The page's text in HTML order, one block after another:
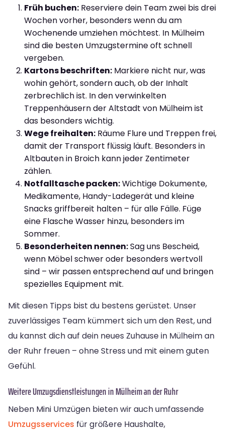
Früh buchen: Reserviere dein Team zwei bis drei
Wochen vorher, besonders wenn du am
Wochenende umziehen möchtest. In Mülheim
sind die besten Umzugstermine oft schnell
vergeben.
Kartons beschriften: Markiere nicht nur, was
wohin gehört, sondern auch, ob der Inhalt
zerbrechlich ist. In den verwinkelten
Treppenhäusern der Altstadt von Mülheim ist
das besonders wichtig.
Wege freihalten: Räume Flure und Treppen frei,
damit der Transport flüssig läuft. Besonders in
Altbauten in Broich kann jeder Zentimeter
zählen.
Notfalltasche packen:Wichtige Dokumente,
Medikamente, Handy-Ladegerät und kleine
Snacks griffbereit halten – für alle Fälle. Füge
eine Flasche Wasser hinzu, besonders im
Sommer.
Besonderheiten nennen:Sag uns Bescheid,
wenn Möbel schwer oder besonders wertvoll
sind – wir passen entsprechend auf und bringen
spezielles Equipment mit.
Mit diesen Tipps bist du bestens gerüstet. Unser
zuverlässiges Team kümmert sich um den Rest, und
du kannst dich auf dein neues Zuhause in Mülheim an
der Ruhr freuen – ohne Stress und mit einem guten
Gefühl.
Weitere Umzugsdienstleistungen in Mülheim an der Ruhr
Neben Mini Umzügen bieten wir auch umfassende
Umzugsservices für größere Haushalte,